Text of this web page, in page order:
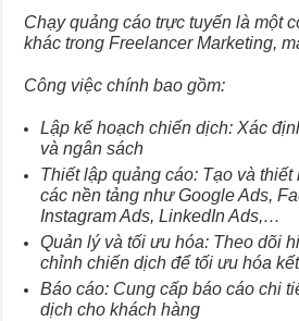
Chạy quảng cáo trực tuyến là một
khác trong Freelancer Marketing,
Công việc chính bao gồm:
Lập kế hoạch chiến dịch: Xác
và ngân sách
Thiết lập quảng cáo: Tạo và thiết
các nền tảng như Google Ads,
Instagram Ads, LinkedIn Ads,…
Quản lý và tối ưu hóa: Theo dõi
chỉnh chiến dịch để tối ưu hóa
Báo cáo: Cung cấp báo cáo chi
dịch cho khách hàng